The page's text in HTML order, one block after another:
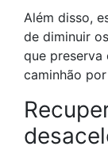
Além disso,
de diminuir
que
caminhão